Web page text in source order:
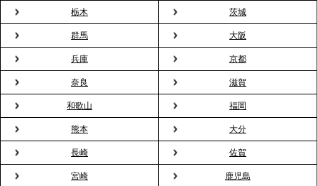
プレスリリースのご案内｜入社式の“そのまま懇親
会”が企業で広がる。 新入社員の交流を支える『オフ
ィスケータリング』という新しい活用法
2026.3.20
NHK「ニュースウオッチ9」で、2ndTable「室内花
見」が紹介されました
2026.3.16
プレスリリースのご案内｜2026年、春の親睦は「花
栃木 茨城
群馬 大阪
兵庫 京都
奈良 滋賀
和歌山 福岡
熊本 大分
長崎 佐賀
宮崎 鹿児島